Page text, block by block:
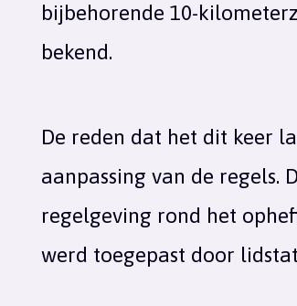
bijbehorende 10-
bekend.
De reden dat het dit keer
aanpassing van de regels.
regelgeving rond het
werd toegepast door